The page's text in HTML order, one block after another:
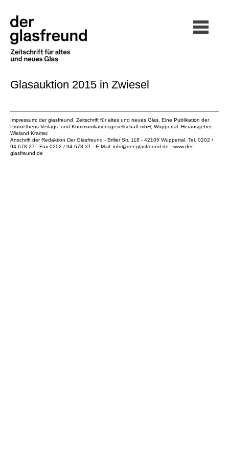
Glasauktion 2015 in Zwiesel
Impressum: der glasfreund. Zeitschrift für altes und neues Glas. Eine Publikation der
Prometheus Verlags- und Kommunikationsgesellschaft mbH , Wuppertal. Herausgeber:
Wieland Kramer.
Anschrift der Redaktion Der Glasfreund - Briller Str. 118 - 42105 Wuppertal. Tel. 0202 /
94 678 27 - Fax 0202 / 94 678 31 - E-Mail: info@der-glasfreund.de - www.der-
glasfreund.de